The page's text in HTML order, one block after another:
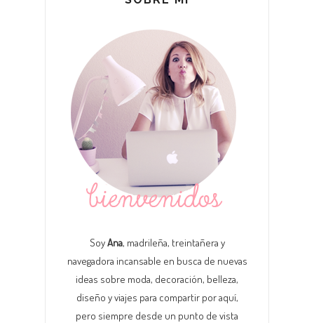
SoyAna, madrileña, treintañera y
navegadora incansable en busca de nuevas
ideas sobre moda, decoración, belleza,
diseño y viajes para compartir por aquí,
pero siempre desde un punto de vista